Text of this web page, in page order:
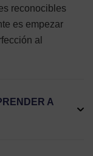
reconocibles
es empezar
al
A